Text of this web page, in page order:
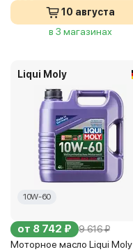
10 августа
в 3 магазинах
Liqui Moly
10W-60
от 8 742 ₽ 9 616 ₽
Моторное масло Liqui Moly